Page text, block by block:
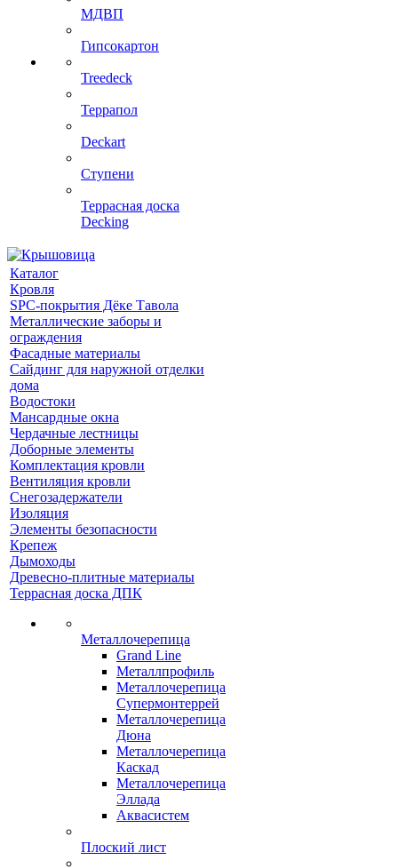
МДВП
Гипсокартон
Treedeck
Террапол
Deckart
Ступени
Террасная доска
Decking
Каталог
Кровля
SPC-покрытия Дёке Тавола
Металлические заборы и
ограждения
Фасадные материалы
Сайдинг для наружной отделки
дома
Водостоки
Мансардные окна
Чердачные лестницы
Доборные элементы
Комплектация кровли
Вентиляция кровли
Снегозадержатели
Изоляция
Элементы безопасности
Крепеж
Дымоходы
Древесно-плитные материалы
Террасная доска ДПК
Металлочерепица
Grand Line
Металлпрофиль
Металлочерепица
Супермонтеррей
Металлочерепица
Дюна
Металлочерепица
Каскад
Металлочерепица
Эллада
Аквасистем
Плоский лист